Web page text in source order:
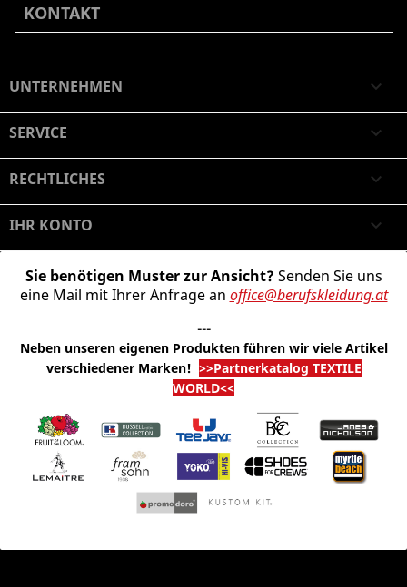
KONTAKT
UNTERNEHMEN 
SERVICE 
RECHTLICHES 
IHR KONTO 
Sie benötigen Muster zur Ansicht? Senden Sie uns
eine Mail mit Ihrer Anfrage an office@berufskleidung.at
---
Neben unseren eigenen Produkten führen wir viele Artikel
verschiedener Marken! >>Partnerkatalog TEXTILE
WORLD<<